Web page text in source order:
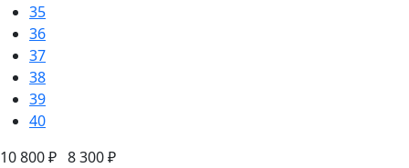
35
36
37
38
39
40
10 800 ₽ 8 300 ₽